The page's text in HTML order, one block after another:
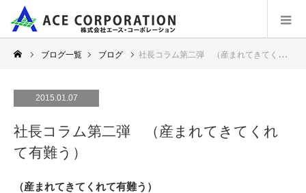
ブログ一覧 ブログ 社長コラム第二弾 （産まれてきてくれて有難う）
2015.01.07
社長コラム第二弾 （産まれてきてくれ
て有難う）
（産まれてきてくれて有難う）